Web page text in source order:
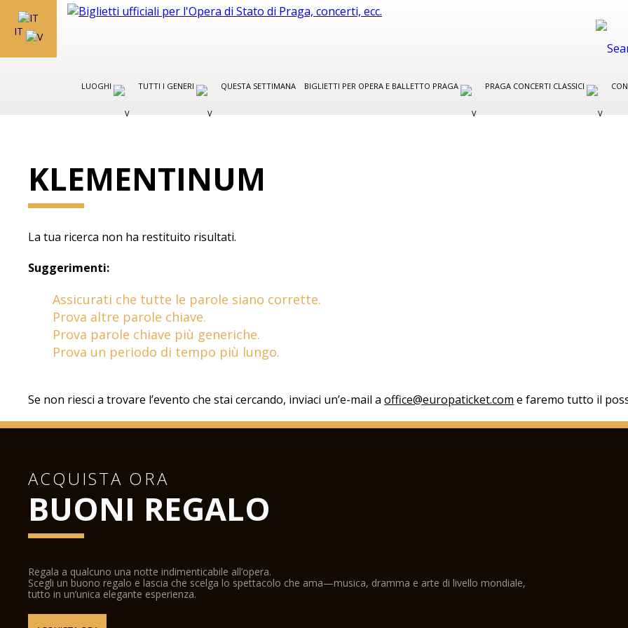
IT
LUOGHI TUTTI I GENERI QUESTA SETTIMANA BIGLIETTI PER OPERA E BALLETTO PRAGA PRAGA CONCERTI CLASSICI
KLEMENTINUM
La tua ricerca non ha restituito risultati.
Suggerimenti:
Assicurati che tutte le parole siano corrette.
Prova altre parole chiave.
Prova parole chiave più generiche.
Prova un periodo di tempo più lungo.
Se non riesci a trovare l’evento che stai cercando, inviaci un’e-mail aoffice@europaticket.com e faremo tutto il
ACQUISTA ORA
BUONI REGALO
Regala a qualcuno una notte indimenticabile all’opera.
Scegli un buono regalo e lascia che scelga lo spettacolo che ama—musica, dramma e arte di livello mondiale,
tutto in un’unica elegante esperienza.